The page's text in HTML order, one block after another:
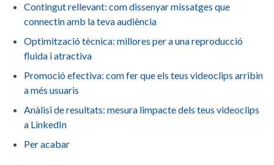
Contingut rellevant: com dissenyar missatges que
connectin ⁢amb ⁢la ⁣teva ‌audiència
Optimització tècnica: millores per ⁣a una reproducció
fluida i atractiva
Promoció efectiva:‍ com fer que els teus videoclips arribin
a més usuaris⁢
Anàlisi de ​resultats: mesura limpacte dels teus videoclips
a LinkedIn
Per acabar